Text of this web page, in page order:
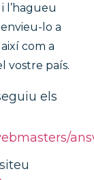
l’hagueu
lo a
com a
vostre país.
els